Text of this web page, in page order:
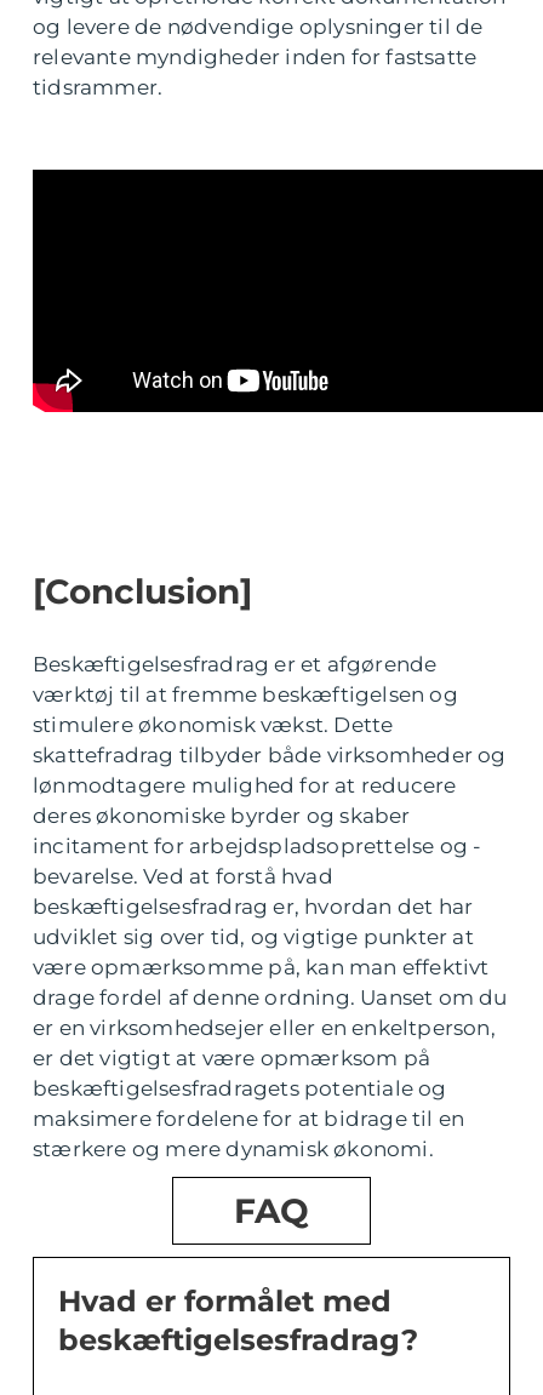
og levere de nødvendige oplysninger til de
relevante myndigheder inden for fastsatte
tidsrammer.
[Conclusion]
Beskæftigelsesfradrag er et afgørende
værktøj til at fremme beskæftigelsen og
stimulere økonomisk vækst. Dette
skattefradrag tilbyder både virksomheder og
lønmodtagere mulighed for at reducere
deres økonomiske byrder og skaber
incitament for arbejdspladsoprettelse og -
bevarelse. Ved at forstå hvad
beskæftigelsesfradrag er, hvordan det har
udviklet sig over tid, og vigtige punkter at
være opmærksomme på, kan man effektivt
drage fordel af denne ordning. Uanset om du
er en virksomhedsejer eller en enkeltperson,
er det vigtigt at være opmærksom på
beskæftigelsesfradragets potentiale og
maksimere fordelene for at bidrage til en
stærkere og mere dynamisk økonomi.
FAQ
Hvad er formålet med
beskæftigelsesfradrag?